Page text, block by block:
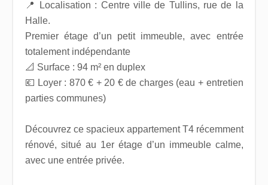
📍 Localisation : Centre ville de Tullins, rue de la
Halle.
Premier étage d’un petit immeuble, avec entrée
totalement indépendante
📐 Surface : 94 m² en duplex
💶 Loyer : 870 € + 20 € de charges (eau + entretien
parties communes)
Découvrez ce spacieux appartement T4 récemment
rénové, situé au 1er étage d’un immeuble calme,
avec une entrée privée.